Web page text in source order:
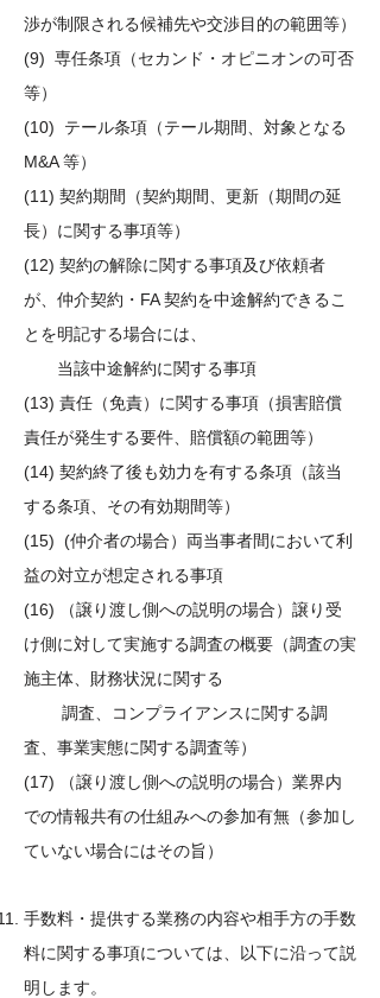
渉が制限される候補先や交渉目的の範囲等）
(9) 専任条項（セカンド・オピニオンの可否
等）
(10) テール条項（テール期間、対象となる
M&A 等）
(11) 契約期間（契約期間、更新（期間の延
長）に関する事項等）
(12) 契約の解除に関する事項及び依頼者
が、仲介契約・FA 契約を中途解約できるこ
とを明記する場合には、
当該中途解約に関する事項
(13) 責任（免責）に関する事項（損害賠償
責任が発生する要件、賠償額の範囲等）
(14) 契約終了後も効力を有する条項（該当
する条項、その有効期間等）
(15) (仲介者の場合）両当事者間において利
益の対立が想定される事項
(16) （譲り渡し側への説明の場合）譲り受
け側に対して実施する調査の概要（調査の実
施主体、財務状況に関する
調査、コンプライアンスに関する調
査、事業実態に関する調査等）
(17) （譲り渡し側への説明の場合）業界内
での情報共有の仕組みへの参加有無（参加し
ていない場合にはその旨）
手数料・提供する業務の内容や相手方の手数
料に関する事項については、以下に沿って説
明します。